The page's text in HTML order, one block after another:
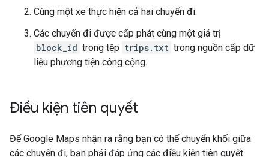
Cùng một xe thực hiện cả hai chuyến đi.
Các chuyến đi được cấp phát cùng một giá trị
block_id trong tệp trips.txt trong nguồn cấp dữ
liệu phương tiện công cộng.
Điều kiện tiên quyết
Để Google Maps nhận ra rằng bạn có thể chuyển khối giữa
các chuyến đi, bạn phải đáp ứng các điều kiện tiên quyết